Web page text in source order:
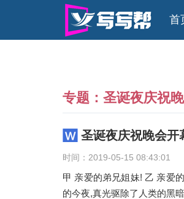
首
专题：圣诞夜庆祝
圣诞夜庆祝晚会开
时间：2019-05-15 08:43:01
甲 亲爱的弟兄姐妹! 乙 亲爱
的今夜,真光驱除了人类的黑